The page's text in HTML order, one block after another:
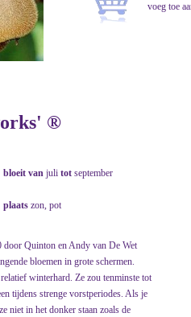
®
bloeit van juli tot september
plaats zon, pot
Quinton en Andy van De Wet
bloemen in grote schermen.
winterhard. Ze zou tenminste tot
tijdens strenge vorstperiodes. Als je
niet in het donker staan zoals de